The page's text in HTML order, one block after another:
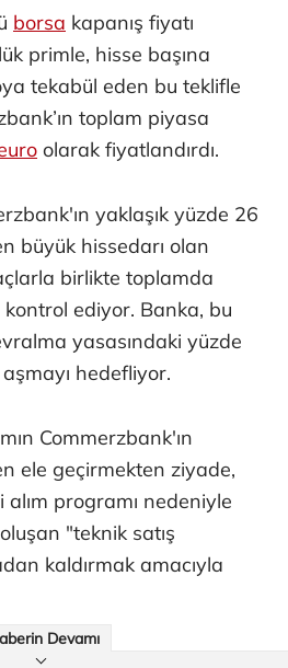
borsa kapanış fiyatı
primle, hisse başına
tekabül eden bu teklifle
toplam piyasa
olarak fiyatlandırdı.
yaklaşık yüzde 26
büyük hissedarı olan
birlikte toplamda
ediyor. Banka, bu
yasasındaki yüzde
hedefliyor.
Commerzbank'ın
ele geçirmekten ziyade,
programı nedeniyle
"teknik satış
kaldırmak amacıyla
Devamı